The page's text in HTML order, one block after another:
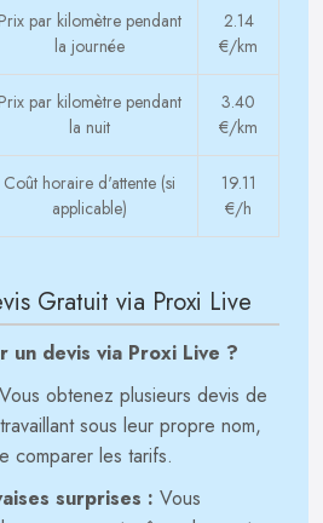
Prix par kilomètre pendant
la journée
2.14
€/km
Prix par kilomètre pendant
la nuit
3.40
€/km
Coût horaire d'attente (si
applicable)
19.11
€/h
Gratuit via Proxi Live
un devis via Proxi Live ?
Vous obtenez plusieurs devis de
sous leur propre nom,
comparer les tarifs.
surprises : Vous